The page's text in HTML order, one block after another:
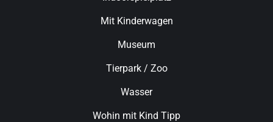
Mit Kinderwagen
Museum
Tierpark / Zoo
Wasser
Wohin mit Kind Tipp